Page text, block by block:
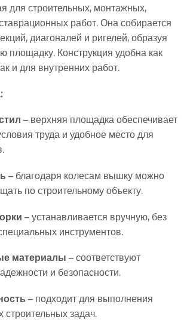
для строительных, монтажных,
работ. Она собирается
диагоналей и ригелей, образуя
площадку. Конструкция удобна как
и для внутренних работ.
– верхняя площадка обеспечивает
труда и удобное место для
– благодаря колесам вышку можно
по строительному объекту.
– устанавливается вручную, без
инструментов.
материалы – соответствуют
и безопасности.
– подходит для выполнения
задач.